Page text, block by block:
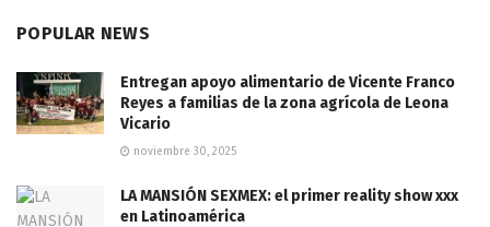
POPULAR NEWS
Entregan apoyo alimentario de Vicente Franco
Reyes a familias de la zona agrícola de Leona
Vicario
noviembre 30, 2025
LA MANSIÓN SEXMEX: el primer reality show xxx
en Latinoamérica